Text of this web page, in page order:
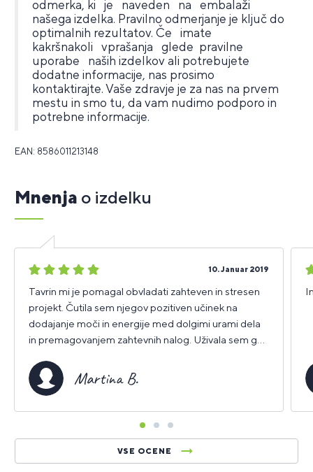
odmerka, ki je naveden na embalaži
našega izdelka. Pravilno odmerjanje je ključ do
optimalnih rezultatov. Če imate
kakršnakoli vprašanja glede pravilne
uporabe naših izdelkov ali potrebujete
dodatne informacije, nas prosimo
kontaktirajte. Vaše zdravje je za nas na prvem
mestu in smo tu, da vam nudimo podporo in
potrebne informacije.
EAN: 8586011213148
Mnenja o izdelku
VSE OCENE
5
10. Januar 2019
Tavrin mi je pomagal obvladati zahteven in stresen
projekt. Čutila sem njegov pozitiven učinek na
dodajanje moči in energije med dolgimi urami dela
in premagovanjem zahtevnih nalog. Uživala sem ga
Martina B.
5